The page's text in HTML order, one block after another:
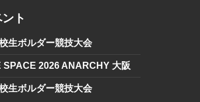
ト
生ボルダー競技大会
SPACE 2026 ANARCHY 大阪
生ボルダー競技大会